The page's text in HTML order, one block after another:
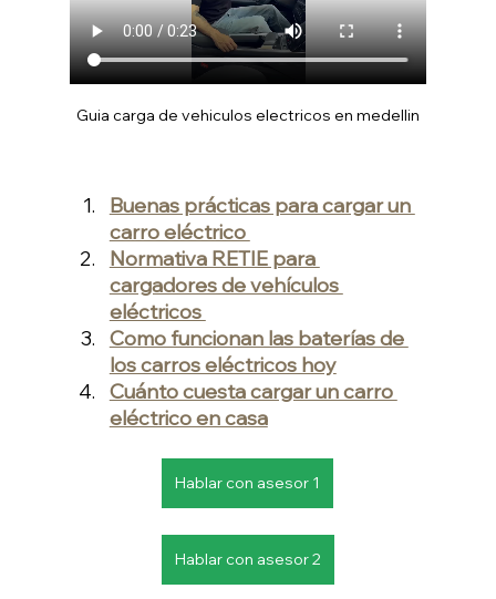
Guia carga de vehiculos electricos en medellin
Buenas prácticas para cargar un
carro eléctrico
Normativa RETIE para
cargadores de vehículos
eléctricos
Como funcionan las baterías de
los carros eléctricos hoy
Cuánto cuesta cargar un carro
eléctrico en casa
Hablar con asesor 1
Hablar con asesor 2